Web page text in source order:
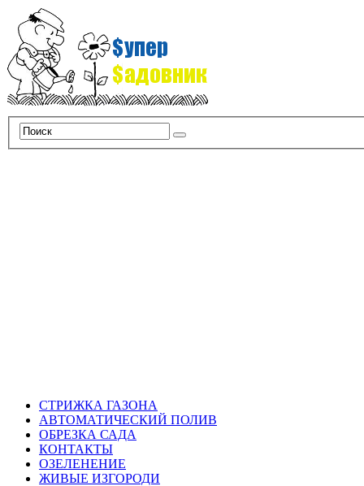
СТРИЖКА ГАЗОНА
АВТОМАТИЧЕСКИЙ ПОЛИВ
ОБРЕЗКА САДА
КОНТАКТЫ
ОЗЕЛЕНЕНИЕ
ЖИВЫЕ ИЗГОРОДИ